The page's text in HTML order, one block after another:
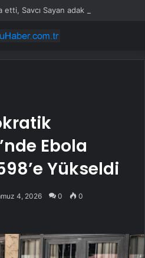
Savcı Sayan adak kesti
Ebola
Yükseldi
4, 2026 0 0